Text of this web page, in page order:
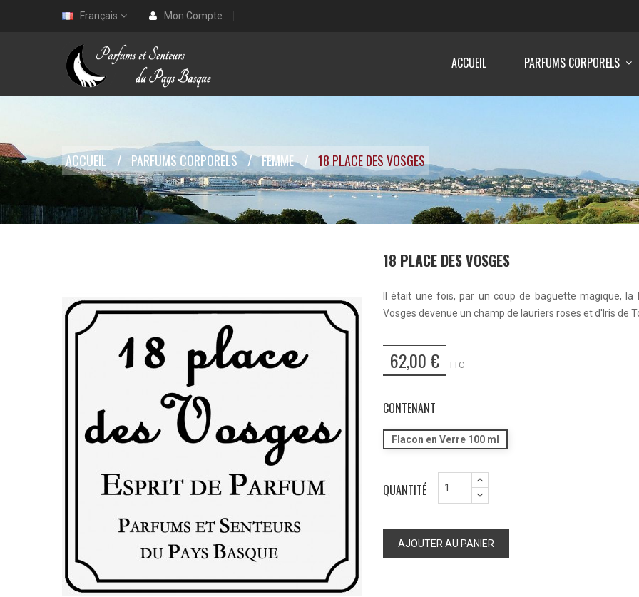
Français Mon Compte
ACCUEIL PARFUMS CORPORELS
ACCUEIL PARFUMS CORPORELS FEMME 18 PLACE DES VOSGES
18 PLACE DES VOSGES
Il était une fois, par un coup de baguette magique, la
Vosges devenue un champ de lauriers roses et d'Iris de
62,00 € TTC
CONTENANT
Flacon en Verre 100 ml
QUANTITÉ
AJOUTER AU PANIER